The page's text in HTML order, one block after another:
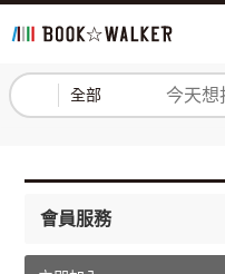
全部 登入
會員服務